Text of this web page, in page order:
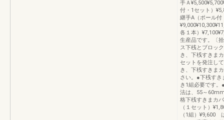
⼿Ａ
付・1セット）
継手A（ポール付
各１本）
生産品です。〔
ス下桟とブロッ
き、下桟すきま
セットを発注し
き、下桟すきま
さい。●下桟すき
き1組必要です。
法は、55～
格下桟すきまカ
（１セット）
（1組）¥9,600